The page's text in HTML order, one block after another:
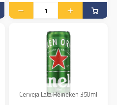
Cerveja Lata Heineken 350ml